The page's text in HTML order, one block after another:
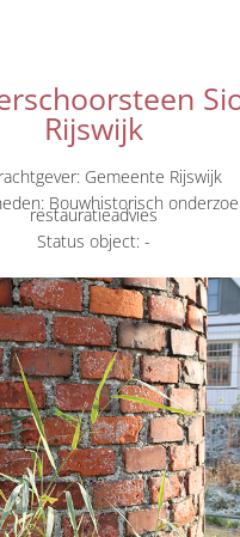
Rijswijk
Gemeente Rijswijk
Bouwhistorisch
restauratieadvies
Status object: -